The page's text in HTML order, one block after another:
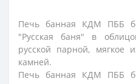
Печь банная КДМ ПББ
"Русская баня" в
русской парной, мягкое
камней.
Печь банная КДМ ПББ